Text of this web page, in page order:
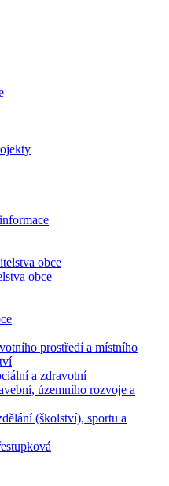
obce
obce
prostředí a místního
a zdravotní
územního rozvoje a
(školství), sportu a